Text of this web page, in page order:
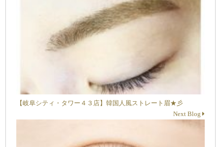
【岐阜シティ・タワー４３店】韓国人風ストレート眉★彡
Next Blog